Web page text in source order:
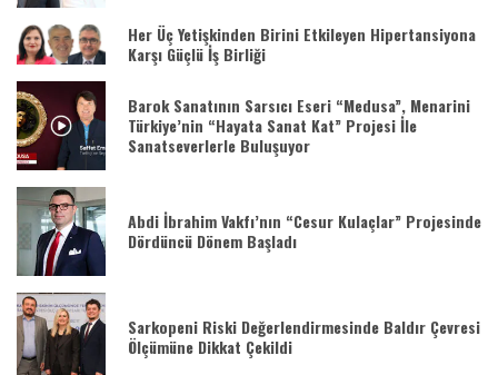
Her Üç Yetişkinden Birini Etkileyen Hipertansiyona
Karşı Güçlü İş Birliği
Barok Sanatının Sarsıcı Eseri “Medusa”, Menarini
Türkiye’nin “Hayata Sanat Kat” Projesi İle
Sanatseverlerle Buluşuyor
Abdi İbrahim Vakfı’nın “Cesur Kulaçlar” Projesinde
Dördüncü Dönem Başladı
Sarkopeni Riski Değerlendirmesinde Baldır Çevresi
Ölçümüne Dikkat Çekildi